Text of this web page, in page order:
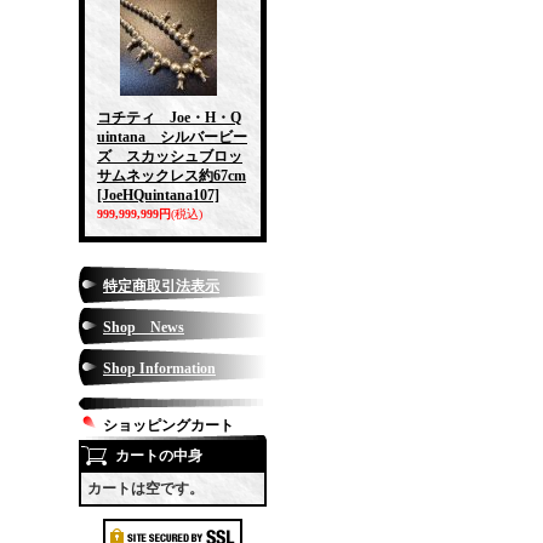
コチティ Joe・H・Q
uintana シルバービー
ズ スカッシュブロッ
サムネックレス約67cm
[JoeHQuintana107]
999,999,999円(税込)
特定商取引法表示
Shop News
Shop Information
ショッピングカート
カートの中身
カートは空です。